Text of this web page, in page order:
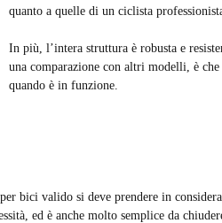
quanto a quelle di un ciclista
In più, l’intera struttura è robusta e
una comparazione con altri modelli, è
quando è in funzione.
bici valido si deve prendere in
ed è anche molto semplice da